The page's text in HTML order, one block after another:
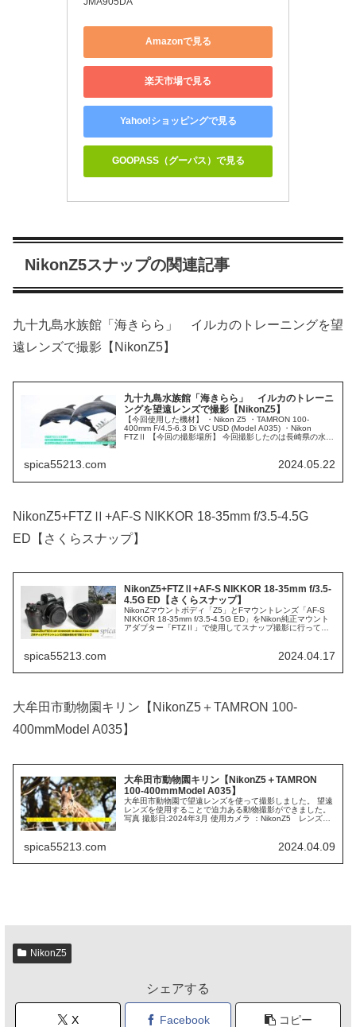
Amazonで見る
楽天市場で見る
Yahoo!ショッピングで見る
GOOPASS（グーパス）で見る
NikonZ5スナップの関連記事
九十九島水族館「海きらら」 イルカのトレーニングを望
遠レンズで撮影【NikonZ5】
九十九島水族館「海きらら」 イルカのトレーニ
ングを望遠レンズで撮影【NikonZ5】
【今回使用した機材】 ・Nikon Z5 ・TAMRON 100-
400mm F/4.5-6.3 Di VC USD (Model A035) ・Nikon
FTZⅡ 【今回の撮影場所】 今回撮影したのは長崎県の水族
spica55213.com 2024.05.22
NikonZ5+FTZⅡ+AF-S NIKKOR 18-35mm f/3.5-4.5G
ED【さくらスナップ】
NikonZ5+FTZⅡ+AF-S NIKKOR 18-35mm f/3.5-
4.5G ED【さくらスナップ】
NikonZマウントボディ「Z5」とFマウントレンズ「AF-S
NIKKOR 18-35mm f/3.5-4.5G ED」をNikon純正マウント
アダプター「FTZⅡ」で使用してスナップ撮影に行って来
spica55213.com 2024.04.17
大牟田市動物園キリン【NikonZ5＋TAMRON 100-
400mmModel A035】
大牟田市動物園キリン【NikonZ5＋TAMRON
100-400mmModel A035】
大牟田市動物園で望遠レンズを使って撮影しました。 望遠
レンズを使用することで迫力ある動物撮影ができました。
写真 撮影日:2024年3月 使用カメラ ：NikonZ5 レンズ：
spica55213.com 2024.04.09
NikonZ5
シェアする
X Facebook コピー